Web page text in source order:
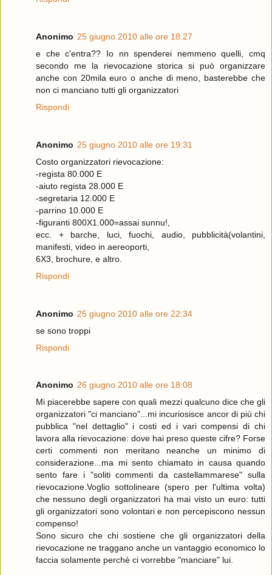
Anonimo 25 giugno 2010 alle ore 18:27
e che c'entra?? Io nn spenderei nemmeno quelli, cmq
secondo me la rievocazione storica si può organizzare
anche con 20mila euro o anche di meno, basterebbe che
non ci manciano tutti gli organizzatori
Rispondi
Anonimo 25 giugno 2010 alle ore 19:31
Costo organizzatori rievocazione:
-regista 80.000 E
-aiuto regista 28.000 E
-segretaria 12.000 E
-parrino 10.000 E
-figuranti 800X1.000=assai sunnu!,
ecc. + barche, luci, fuochi, audio, pubblicità(volantini,
manifesti, video in aereoporti,
6X3, brochure, e altro.
Rispondi
Anonimo 25 giugno 2010 alle ore 22:34
se sono troppi
Rispondi
Anonimo 26 giugno 2010 alle ore 18:08
Mi piacerebbe sapere con quali mezzi qualcuno dice che gli
organizzatori "ci manciano"...mi incuriosisce ancor di più chi
pubblica "nel dettaglio" i costi ed i vari compensi di chi
lavora alla rievocazione: dove hai preso queste cifre? Forse
certi commenti non meritano neanche un minimo di
considerazione...ma mi sento chiamato in causa quando
sento fare i "soliti commenti da castellammarese" sulla
rievocazione.Voglio sottolineare (spero per l'ultima volta)
che nessuno degli organizzatori ha mai visto un euro: tutti
gli organizzatori sono volontari e non percepiscono nessun
compenso!
Sono sicuro che chi sostiene che gli organizzatori della
rievocazione ne traggano anche un vantaggio economico lo
faccia solamente perchè ci vorrebbe "manciare" lui.